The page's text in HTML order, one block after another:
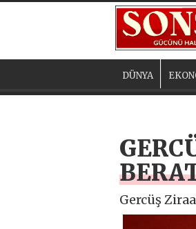
DÜNYA
Gercüş